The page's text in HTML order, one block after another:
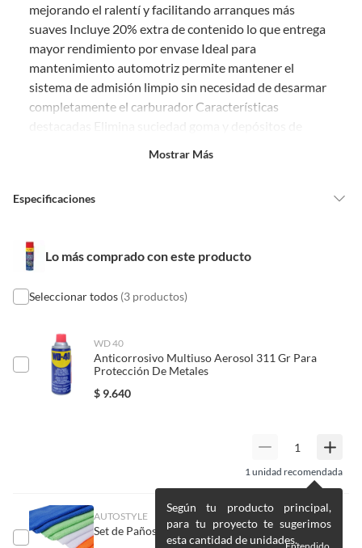
Productos digitales que se entregan a través de una descarga
electrónica, por ejemplo, cupones de experiencia o programas
para el computador.
Productos a pedido o confeccionados a medida.
Productos que han sido informados como imperfectos, usados,
reparados, abiertos, de segunda selección, remanufacturados o
con alguna deficiencia, que sean comprados en esa condición a
Pinturas de un color a solicitud.
De uso personal.
mejorando el ralentí y facilitando arranques más
suaves Incluye 20% extra de contenido lo que entrega
mayor rendimiento por envase Ideal para
mantenimiento automotriz permite mantener el
sistema de admisión limpio sin necesidad de desarmar
completamente el carburador Características
destacadas Elimina suciedad goma y depósitos de
mayor duración Aplicación Carburadores y sistemas de
Mostrar Más
Especificaciones
Condicion del
producto
Tipo automotriz Automóvil,Camioneta
Lo más comprado con este producto
Seleccionar todos (3 productos)
WD 40
Anticorrosivo Multiuso Aerosol 311 Gr Para
Protección De Metales
$ 9.640
1unidad recomendada
Según tu producto principal,
para tu proyecto te sugerimos
esta cantidad de unidades.
AUTOSTYLE
Set de Paños Autostyle para Auto 8 Unidades